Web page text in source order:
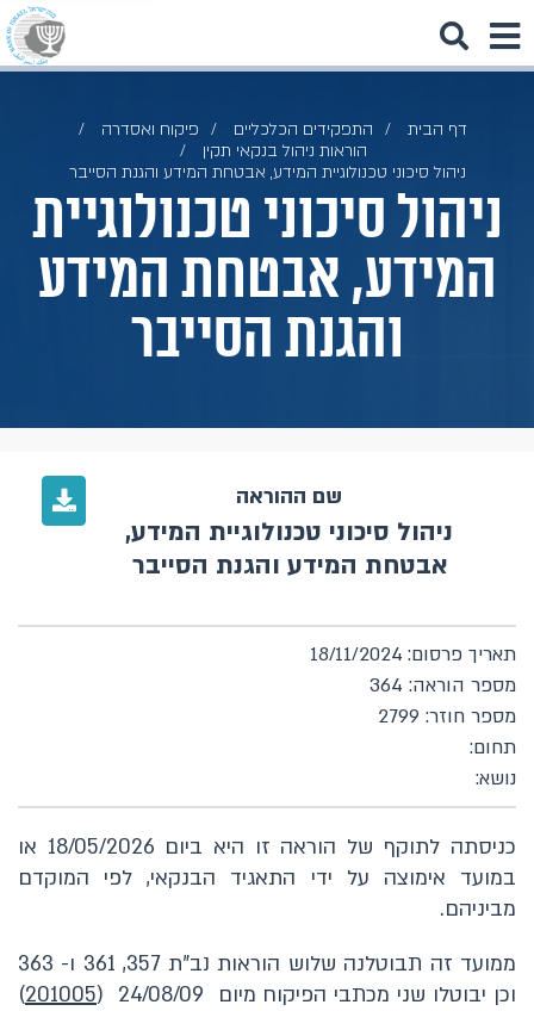
דף הבית התפקידים הכלכליים
פיקוח ואסדרה
הוראות ניהול בנקאי תקין
ניהול סיכוני טכנולוגיית המידע, אבטחת המידע והגנת הסייבר
ניהול סיכוני טכנולוגיית
המידע, אבטחת המידע
והגנת הסייבר
שם ההוראה
ניהול סיכוני טכנולוגיית המידע,
אבטחת המידע והגנת הסייבר
תאריך פרסום: 18/11/2024
מספר הוראה: 364
מספר חוזר: 2799
תחום:
נושא:
כניסתה לתוקף של הוראה זו היא ביום 18/05/2026 או
במועד אימוצה על ידי התאגיד הבנקאי, לפי המוקדם
מביניהם.
ממועד זה תבוטלנה שלוש הוראות נב"ת 357, 361 ו- 363
וכן יבוטלו שני מכתבי הפיקוח מיום 24/08/09 (
201005
)